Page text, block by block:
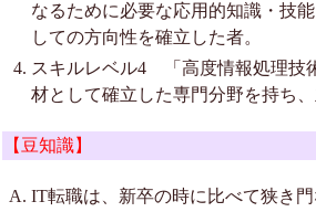
なるために必要な応用的知識・技
しての方向性を確立した者。
スキルレベル4 「高度情報処理技
材として確立した専門分野を持ち、
【豆知識】
IT転職は、新卒の時に比べて狭き